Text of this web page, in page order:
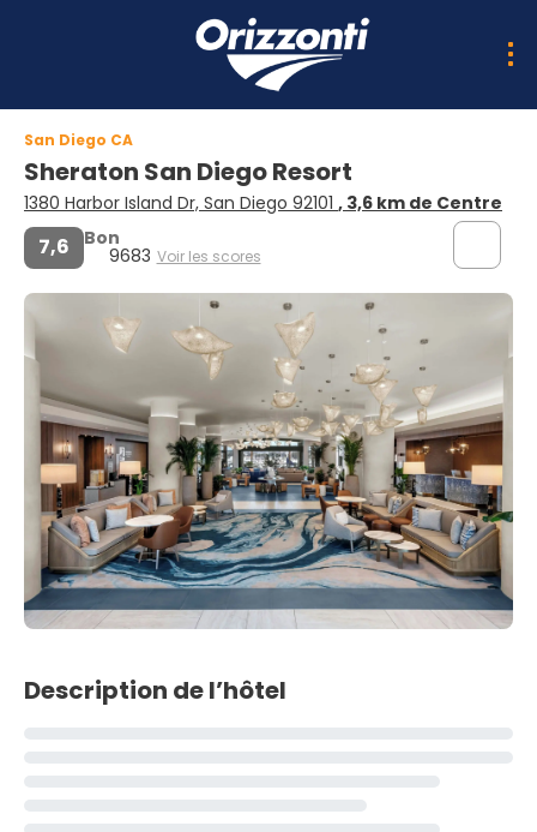
San Diego CA
Sheraton San Diego Resort
1380 Harbor Island Dr, San Diego 92101 , 3,6 km de Centre
7,6 Bon
9683 Voir les scores
Description de l’hôtel